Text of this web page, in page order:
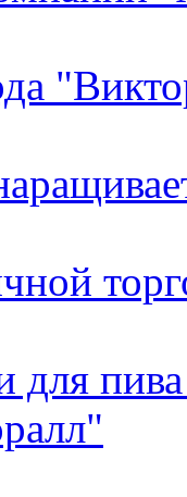
для